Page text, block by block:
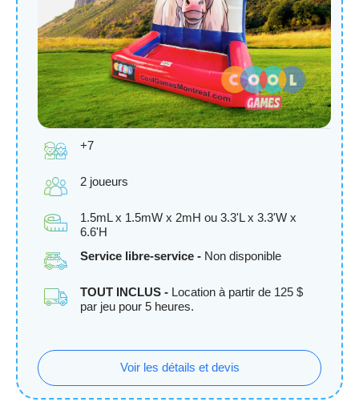
+7
2 joueurs
1.5mL x 1.5mW x 2mH ou 3.3'L x 3.3'W x
6.6'H
Service libre-service - Non disponible
TOUT INCLUS - Location à partir de 125 $
par jeu pour 5 heures.
Voir les détails et devis